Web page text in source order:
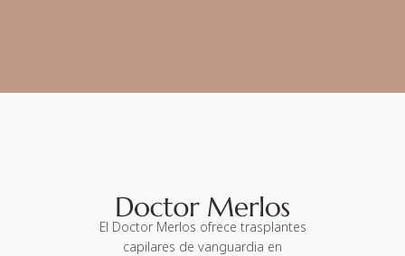
El Doctor Merlos ofrece trasplantes
capilares de vanguardia en